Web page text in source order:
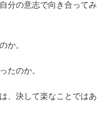
分の意志で向き合ってみ
か。
たのか。
、決して楽なことではあ